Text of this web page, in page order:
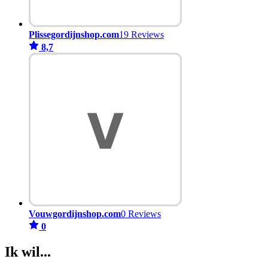
Plissegordijnshop.com19 Reviews
8,7
Vouwgordijnshop.com0 Reviews
0
Ik wil...